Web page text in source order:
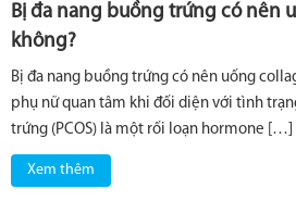
Bị đa nang buồng trứng có nên
không?
Bị đa nang buồng trứng có nên uống
phụ nữ quan tâm khi đối diện với tình
trứng (PCOS) là một rối loạn hormone […]
Xem thêm